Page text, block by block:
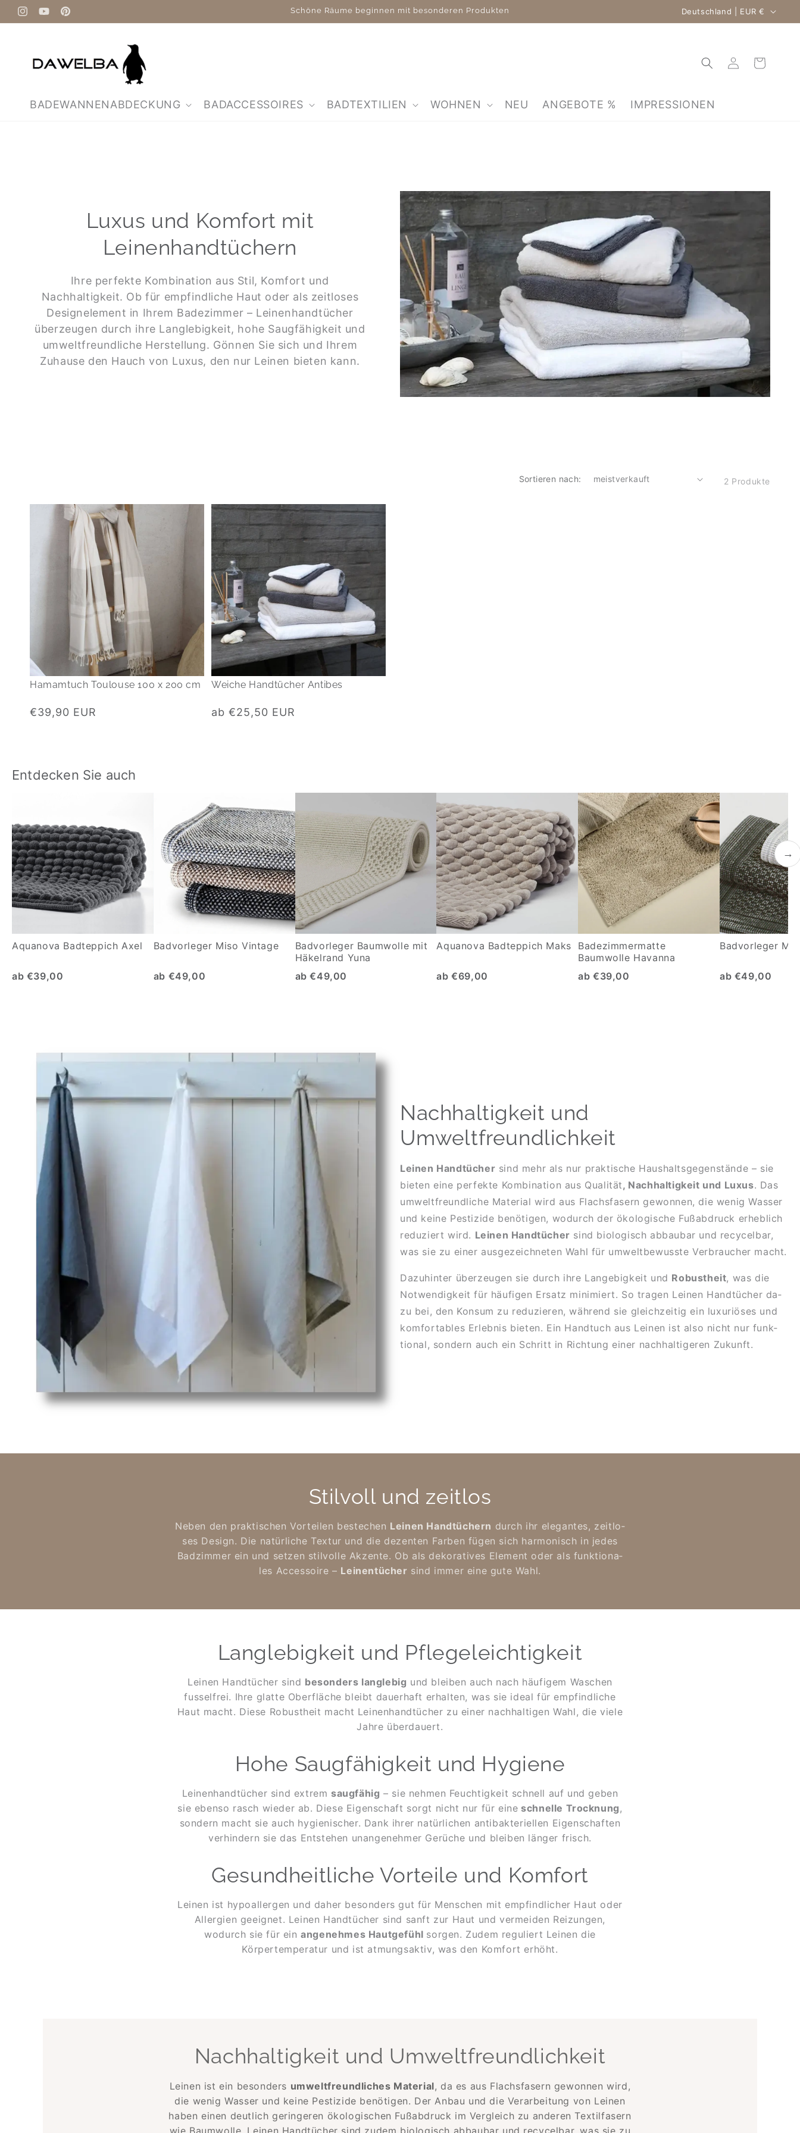
zum
Inhalt
InstagramYouTubePinterest
Schöne Räume beginnen mit besonderen Produkten Land/Region Deutschland | EUR €
BADEWANNENABDECKUNG BADACCESSOIRES BADTEXTILIEN WOHNEN NEU ANGEBOTE % IMPRESSIONEN
EinloggenWarenkorb
Luxus und Komfort mit
Leinen­handtüchern
Ihre perfekte Kombination aus Stil, Komfort und
Nachhaltigkeit. Ob für empfindliche Haut oder als zeitloses
Designelement in Ihrem Badezimmer – Leinenhandtücher
überzeugen durch ihre Langlebigkeit, hohe Saugfähigkeit und
umweltfreundliche Herstellung. Gönnen Sie sich und Ihrem
Zuhause den Hauch von Luxus, den nur Leinen bieten kann.
Sortieren nach: 2 Produkte
Hamamtuch Toulouse 100 x 200 cm
Normaler
€39,90 EUR
Weiche Handtücher Antibes
Normaler
ab €25,50 EUR
Entdecken Sie auch
Aquanova Badteppich Axel
ab €39,00
Badvorleger Miso Vintage
ab €49,00
Badvorleger Baumwolle mit
Häkelrand Yuna
ab €49,00
Aquanova Badteppich Maks
ab €69,00
Badezimmermatte
Baumwolle Havanna
ab €39,00
Badvorleger
ab €49,00
→
Nach­hal­tig­keit und
Um­welt­freund­lich­keit
Lei­nen Hand­tü­cher sind mehr als nur prak­ti­sche Haus­halts­ge­gen­stän­de – sie
bie­ten eine per­fek­te Kom­bi­na­ti­on aus Qua­li­tät, Nach­hal­tig­keit und Lux­us. Das
um­welt­freund­li­che Ma­te­ri­al wird aus Flachs­fa­sern ge­won­nen, die wenig Was­ser
und kei­ne Pe­sti­zi­de be­nö­ti­gen, wodurch der öko­lo­gi­sche Fuß­ab­druck er­heb­lich
re­du­ziert wird. Lei­nen Hand­tü­cher sind bio­lo­gisch ab­bau­bar und re­cy­cel­bar,
was sie zu einer aus­ge­zeich­ne­ten Wahl für um­welt­be­wusste Ver­brau­cher macht.
Da­zu­hin­ter über­zeu­gen sie durch ihre Lan­ge­big­keit und Ro­bust­heit, was die
No­t­wen­dig­keit für häu­fi­gen Er­satz mi­ni­miert. So tra­gen Lei­nen Hand­tü­cher da­
zu bei, den Kon­sum zu re­du­zie­ren, wäh­rend sie gleich­zei­tig ein luxu­riö­ses und
kom­for­ta­bles Er­leb­nis bie­ten. Ein Hand­tuch aus Lei­nen ist al­so nicht nur funk­
tio­nal, son­dern auch ein Schritt in Rich­tung einer nach­hal­ti­ge­ren Zu­kunft.
Stil­voll und zeit­los
Neben den prak­ti­schen Vor­tei­len be­ste­chen Lei­nen Hand­tü­chern durch ihr e­le­gan­tes, zeit­lo­
ses De­sign. Die na­tür­li­che Tex­tur und die de­zen­ten Far­ben fügen sich har­mo­nisch in je­des
Bad­zim­mer ein und set­zen stil­vol­le Ak­zen­te. Ob als de­ko­ra­ti­ves Ele­ment oder als funk­tio­na­
les Ac­ces­soire – Lei­nen­tü­cher sind im­mer eine gu­te Wahl.
Langlebigkeit und Pflegeleichtigkeit
Leinen Handtücher sind besonders langlebig und bleiben auch nach häufigem Waschen
fusselfrei. Ihre glatte Oberfläche bleibt dauerhaft erhalten, was sie ideal für empfindliche
Haut macht. Diese Robustheit macht Leinenhandtücher zu einer nachhaltigen Wahl, die viele
Jahre überdauert.
Hohe Saugfähigkeit und Hygiene
Leinenhandtücher sind extrem saugfähig – sie nehmen Feuchtigkeit schnell auf und geben
sie ebenso rasch wieder ab. Diese Eigenschaft sorgt nicht nur für eine schnelle Trocknung,
sondern macht sie auch hygienischer. Dank ihrer natürlichen antibakteriellen Eigenschaften
verhindern sie das Entstehen unangenehmer Gerüche und bleiben länger frisch.
Gesundheitliche Vorteile und Komfort
Leinen ist hypoallergen und daher besonders gut für Menschen mit empfindlicher Haut oder
Allergien geeignet. Leinen Handtücher sind sanft zur Haut und vermeiden Reizungen,
wodurch sie für einangenehmes Hautgefühl sorgen. Zudem reguliert Leinen die
Körpertemperatur und ist atmungsaktiv, was den Komfort erhöht.
Nachhaltigkeit und Umweltfreundlichkeit
Leinen ist ein besonders umweltfreundliches Material, da es aus Flachsfasern gewonnen wird,
die wenig Wasser und keine Pestizide benötigen. Der Anbau und die Verarbeitung von Leinen
haben einen deutlich geringeren ökologischen Fußabdruck im Vergleich zu anderen Textilfasern